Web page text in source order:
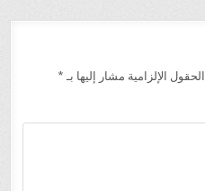
الحقول الإلزامية مشار إليها بـ *